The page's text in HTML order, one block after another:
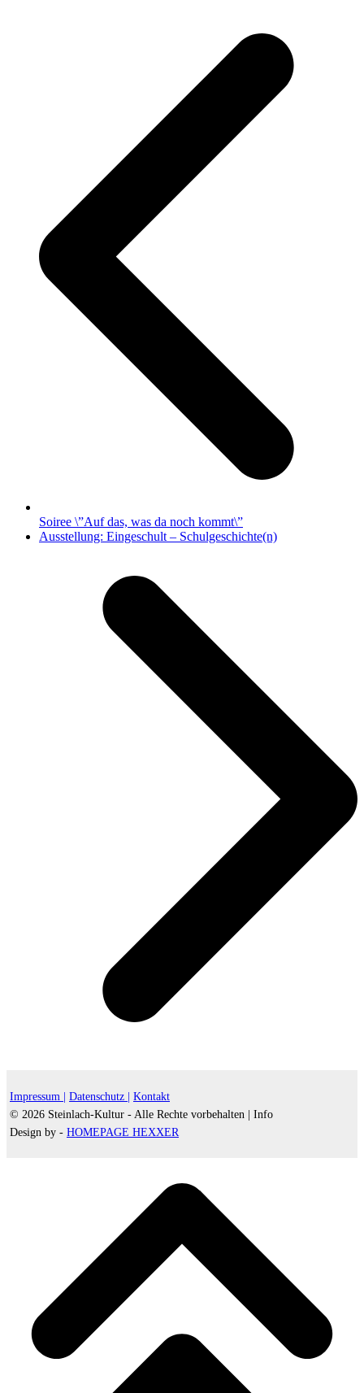
Soiree \”Auf das, was da noch kommt\”
Nächster
Ausstellung: Eingeschult – Schulgeschichte(n)
Impressum | Datenschutz |
Kontakt
© 2026 Steinlach-Kultur - Alle Rechte vorbehalten |
Info
Design by - HOMEPAGE HEXXER